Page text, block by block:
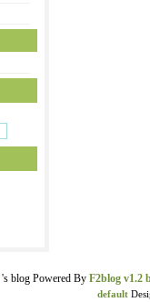
's blog Powered By F2blog v1.2
default